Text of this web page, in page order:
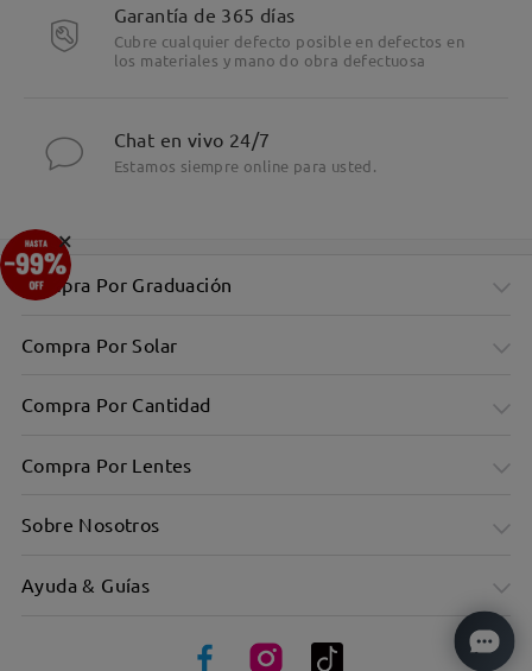
Garantía de 365 días
Cubre cualquier defecto posible en defectos en
los materiales y mano do obra defectuosa
Chat en vivo 24/7
Estamos siempre online para usted.
Compra Por Graduación
Compra Por Solar
Compra Por Cantidad
Compra Por Lentes
Sobre Nosotros
Ayuda & Guías
×